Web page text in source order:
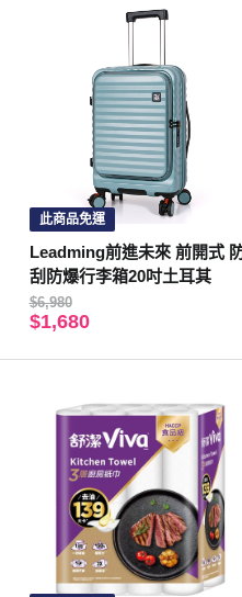
此商品免運
Leadming前進未來 前開式
刮防爆行李箱20吋土耳其
$6,980
$1,680